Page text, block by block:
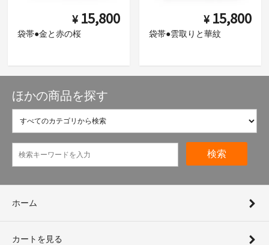
¥ 15,800
袋帯●金と赤の桜
¥ 15,800
袋帯●雲取りと華紋
ほかの商品を探す
検索
ホーム
カートを見る